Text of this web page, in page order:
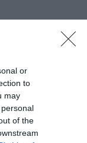
or
to
may
of the